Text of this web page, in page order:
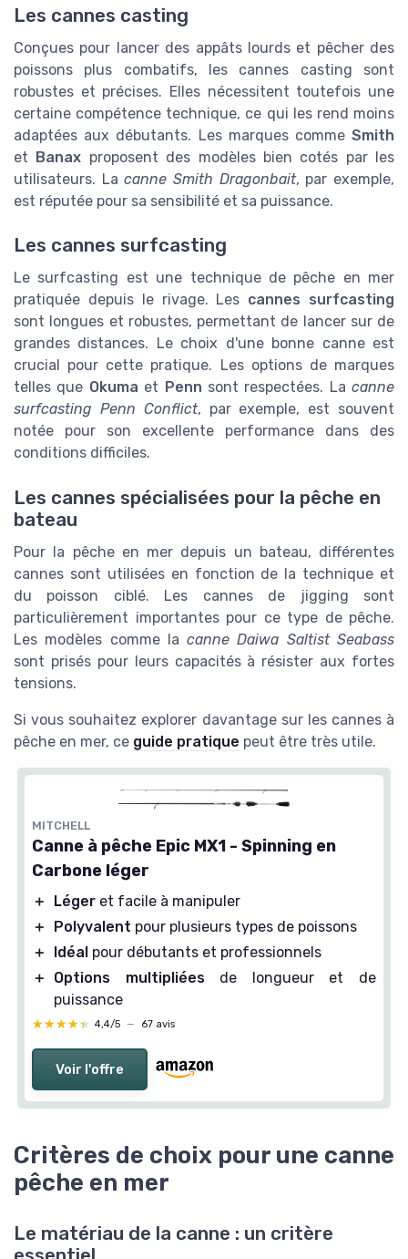
Les cannes casting
Conçues pour lancer des appâts lourds et pêcher des
poissons plus combatifs, les cannes casting sont
robustes et précises. Elles nécessitent toutefois une
certaine compétence technique, ce qui les rend moins
adaptées aux débutants. Les marques comme Smith
et Banax proposent des modèles bien cotés par les
utilisateurs. Lacanne Smith Dragonbait, par exemple,
est réputée pour sa sensibilité et sa puissance.
Les cannes surfcasting
Le surfcasting est une technique de pêche en mer
pratiquée depuis le rivage. Les cannes surfcasting
sont longues et robustes, permettant de lancer sur de
grandes distances. Le choix d'une bonne canne est
crucial pour cette pratique. Les options de marques
telles que Okuma et Penn sont respectées. La canne
surfcasting Penn Conflict, par exemple, est souvent
notée pour son excellente performance dans des
conditions difficiles.
Les cannes spécialisées pour la pêche en
bateau
Pour la pêche en mer depuis un bateau, différentes
cannes sont utilisées en fonction de la technique et
du poisson ciblé. Les cannes de jigging sont
particulièrement importantes pour ce type de pêche.
Les modèles comme lacanne Daiwa Saltist Seabass
sont prisés pour leurs capacités à résister aux fortes
tensions.
Si vous souhaitez explorer davantage sur les cannes à
pêche en mer, ce guide pratique peut être très utile.
MITCHELL
Canne à pêche Epic MX1 - Spinning en
Carbone léger
＋ Léger et facile à manipuler
＋
Polyvalent pour plusieurs types de poissons
＋
Idéal pour débutants et professionnels
＋
Options multipliéesde longueur et de
puissance
★★★★★
★★★★★ 4,4/5 — 67 avis
Voir l'offre
Critères de choix pour une canne
pêche en mer
Le matériau de la canne : un critère